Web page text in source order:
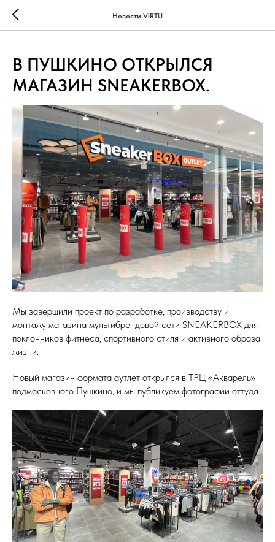
Новости VIRTU
В ПУШКИНО ОТКРЫЛСЯ
МАГАЗИН SNEAKERBOX.
Мы завершили проект по разработке, производству и
монтажу магазина мультибрендовой сети SNEAKERBOX для
поклонников фитнеса, спортивного стиля и активного образа
жизни.
Новый магазин формата аутлет открылся в ТРЦ «Акварель»
подмосковного Пушкино, и мы публикуем фотографии оттуда.